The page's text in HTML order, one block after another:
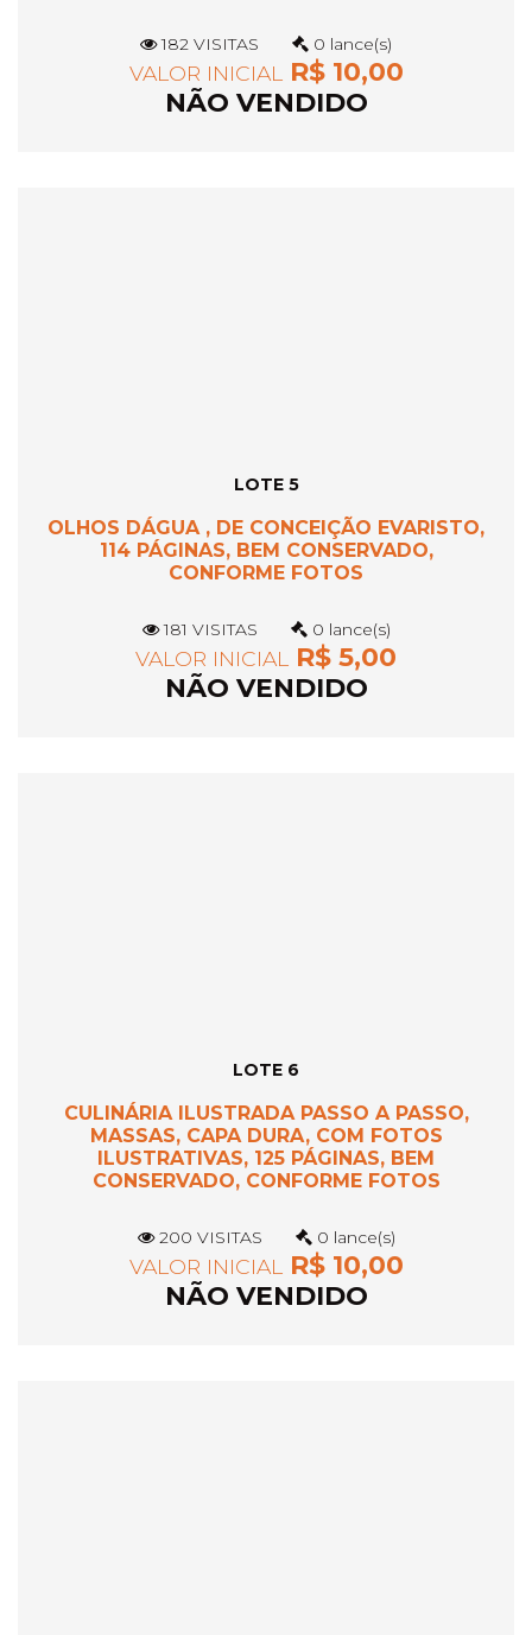
182 VISITAS 0 lance(s)
VALOR INICIAL R$ 10,00
NÃO VENDIDO
LOTE 5
OLHOS DÁGUA , DE CONCEIÇÃO EVARISTO,
114 PÁGINAS, BEM CONSERVADO,
CONFORME FOTOS
181 VISITAS 0 lance(s)
VALOR INICIAL
R$ 5,00
NÃO VENDIDO
LOTE 6
CULINÁRIA ILUSTRADA PASSO A PASSO,
MASSAS, CAPA DURA, COM FOTOS
ILUSTRATIVAS, 125 PÁGINAS, BEM
CONSERVADO, CONFORME FOTOS
200 VISITAS 0 lance(s)
VALOR INICIAL R$ 10,00
NÃO VENDIDO